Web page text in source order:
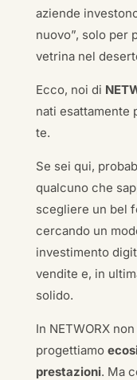
aziende
nuovo”, solo per
vetrina nel
Ecco, noi di
nati esattamente
te.
Se sei qui,
qualcuno che
scegliere un bel
cercando un
investimento
vendite e, in
solido.
In NETWORX
progettiamo
prestazioni. Ma